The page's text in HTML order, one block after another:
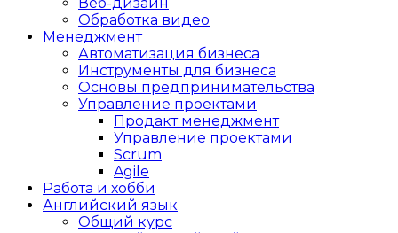
Обработка видео
Менеджмент
Автоматизация бизнеса
Инструменты для бизнеса
Основы предпринимательства
Управление проектами
Продакт менеджмент
Управление проектами
Scrum
Agile
Работа и хобби
Английский язык
Общий курс